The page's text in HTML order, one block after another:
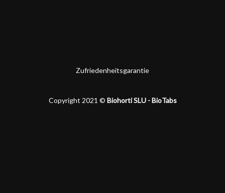
Zufriedenheitsgarantie
Copyright 2021 © Biohorti SLU - BioTabs